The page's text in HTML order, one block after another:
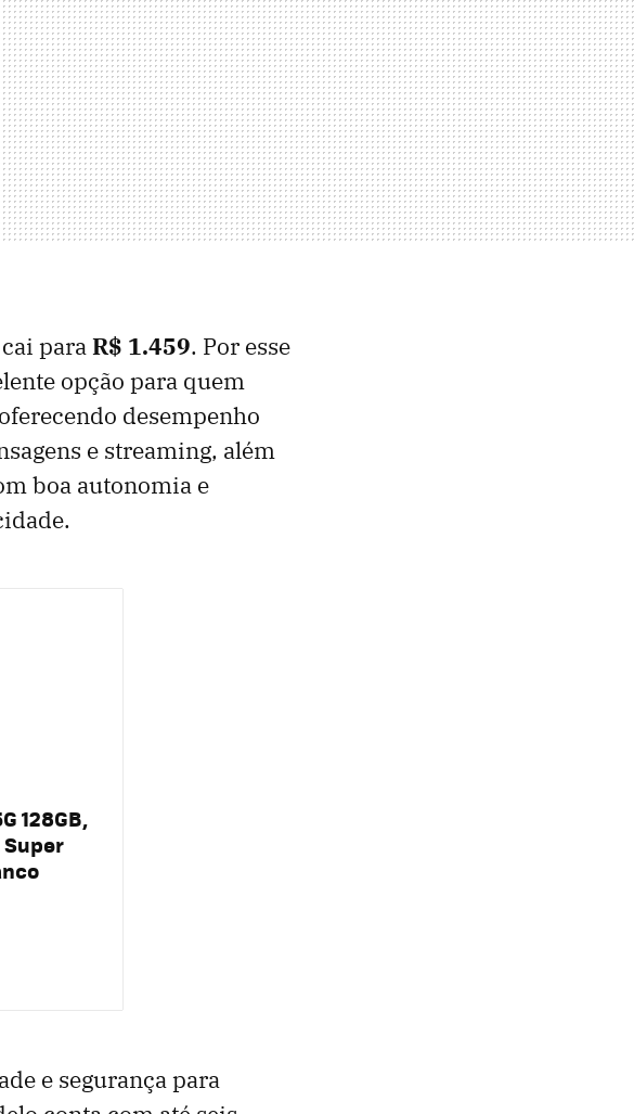
paraR$ 1.459. Por esse
opção para quem
desempenho
e streaming, além
boa autonomia e
128GB,
Super
e segurança para